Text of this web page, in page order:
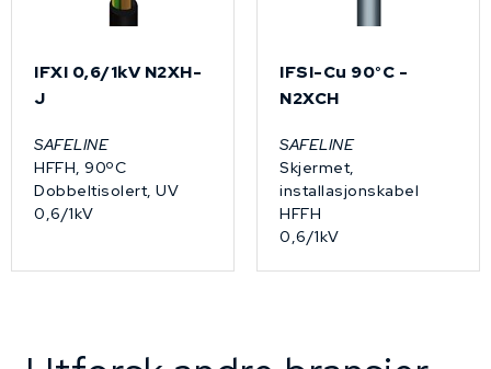
IFXI 0,6/1kV N2XH-
J
SAFELINE
HFFH, 90ºC
Dobbeltisolert, UV
0,6/1kV
IFSI-Cu 90°C -
N2XCH
SAFELINE
Skjermet,
installasjonskabel
HFFH
0,6/1kV